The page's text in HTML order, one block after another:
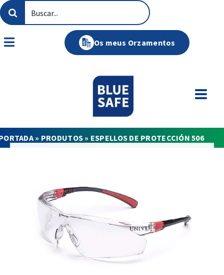
Skip
to
Search
for:
Toggle
Os meus Orzamentos
» PRODUTOS » ESPELLOS DE PROTECCIÓN 506